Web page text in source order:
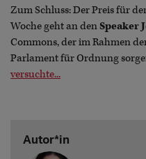
Zum Schluss: Der Preis für
Woche geht an denSpeaker
Commons, der im Rahmen
Parlament für Ordnung
versuchte...
Autor*in